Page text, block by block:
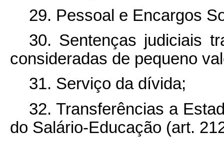
29. Pessoal e Encargos
30. Sentenças judiciais
consideradas de pequeno
31. Serviço da dívida;
32. Transferências a
do Salário-Educação (art.